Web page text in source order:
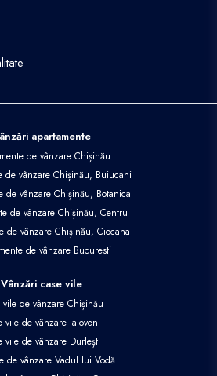
apartamente
de vânzare Chișinău
de vânzare Chișinău, Buiucani
de vânzare Chișinău, Botanica
de vânzare Chișinău, Centru
de vânzare Chișinău, Ciocana
de vânzare Bucuresti
Vânzări case vile
vile de vânzare Chișinău
vile de vânzare Ialoveni
vile de vânzare Durlești
de vânzare Vadul lui Vodă